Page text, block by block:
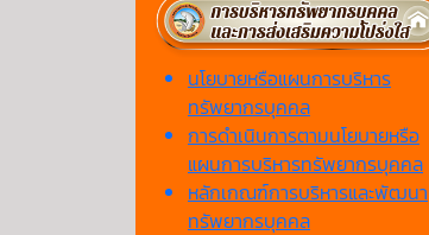
นโยบายหรือแผนการบริหาร
ทรัพยากรบุคคล
การดำเนินการตามนโยบายหรือ
แผนการบริหารทรัพยากรบุคคล
หลักเกณฑ์การบริหารและพัฒนา
ทรัพยากรบุคคล